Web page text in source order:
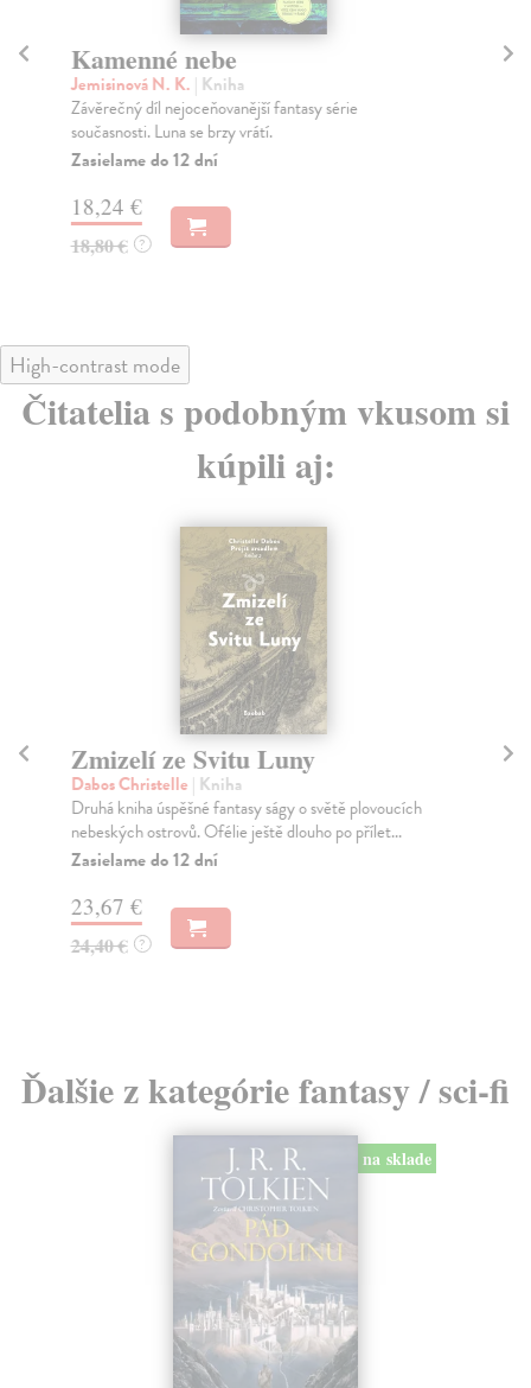
Kamenné nebe
Jemisinová N. K. | Kniha
Závěrečný díl nejoceňovanější fantasy série
současnosti. Luna se brzy vrátí.
Zasielame do 12 dní
18,24 €
18,80 € ?
High-contrast mode
Čitatelia s podobným vkusom si
kúpili aj:
Zmizelí ze Svitu Luny
Dabos Christelle | Kniha
Druhá kniha úspěšné fantasy ságy o světě plovoucích
nebeských ostrovů. Ofélie ještě dlouho po přílet...
Zasielame do 12 dní
23,67 €
24,40 € ?
Ďalšie z kategórie fantasy / sci-fi
na sklade